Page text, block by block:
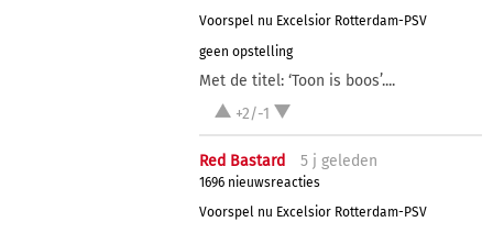
Voorspel nu Excelsior Rotterdam-PSV
geen opstelling
Met de titel: ‘Toon is boos’....
+2/-1
Red Bastard 5 j geleden
1696 nieuwsreacties
Voorspel nu Excelsior Rotterdam-PSV